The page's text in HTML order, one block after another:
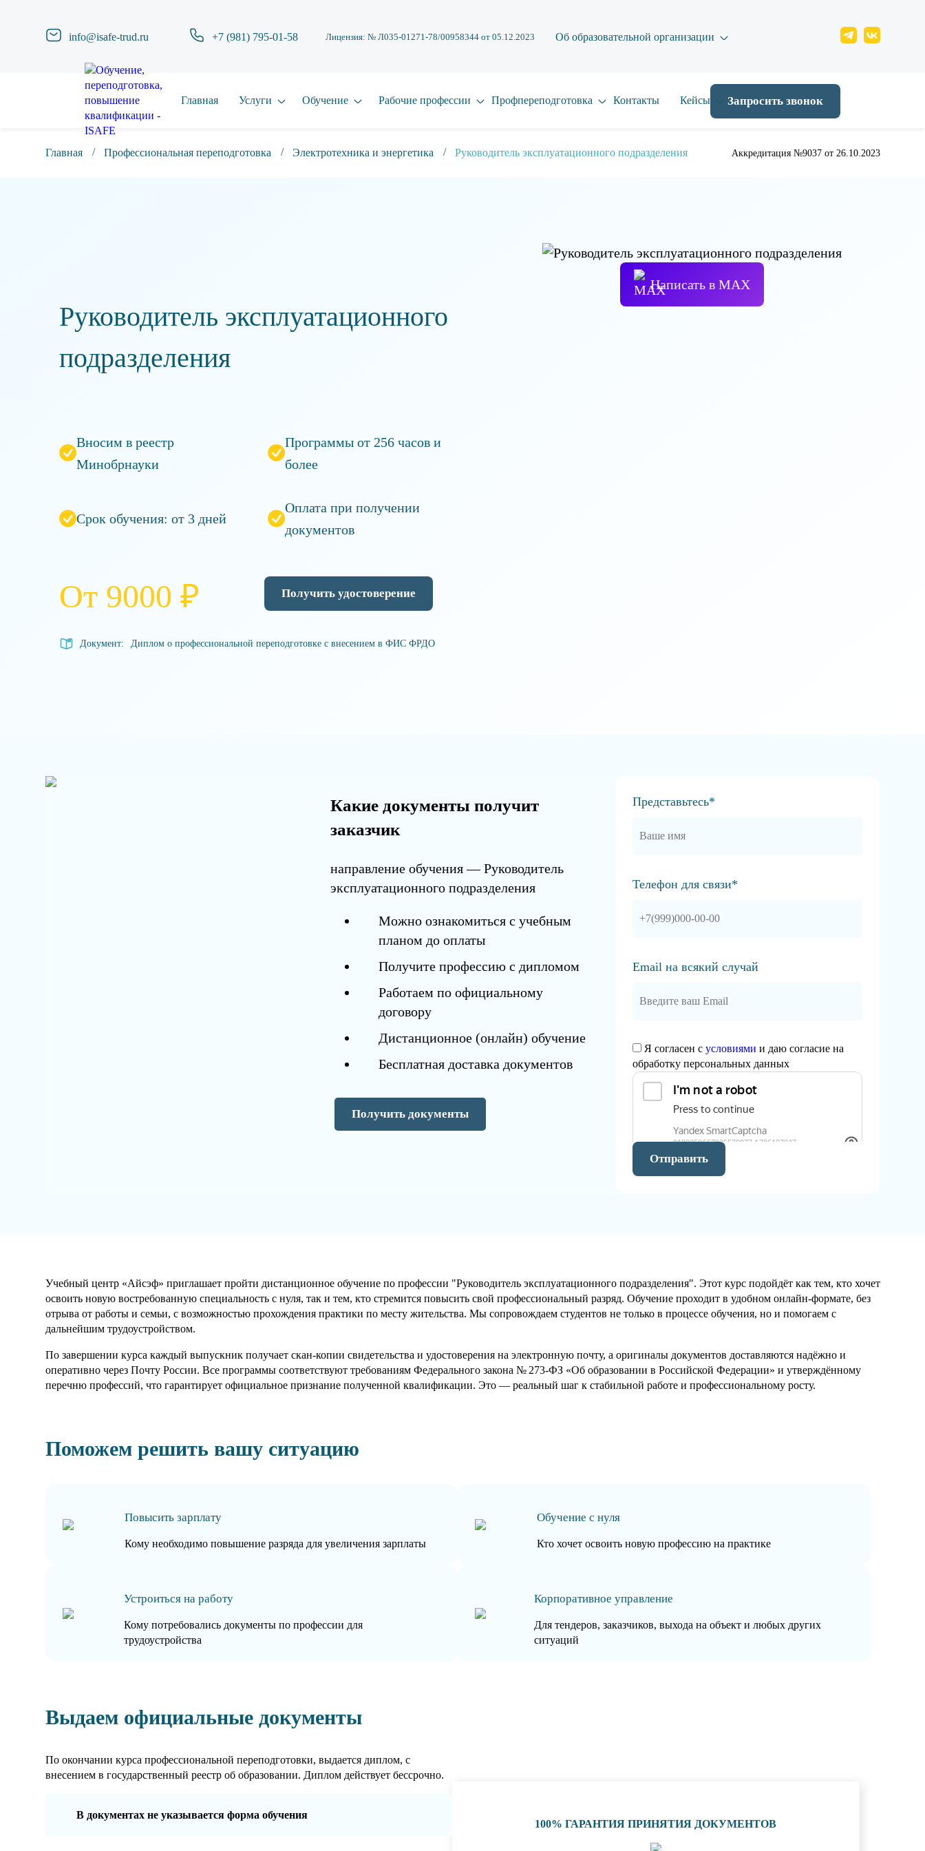
info@isafe-trud.ru +7 (981) 795-01-58 Лицензия: № Л035-01271-78/00958344 от 05.12.2023 Об образовательной организации
Главная Услуги Обучение Рабочие профессии Профпереподготовка Контакты Кейсы Запросить звонок
Главная Профессиональная переподготовка Электротехника и энергетика Руководитель эксплуатационного подразделения Аккредитация №9037 от 26.10.2023
Руководитель эксплуатационного
подразделения
Вносим в реестр
Минобрнауки
Программы от 256 часов и
более
Срок обучения: от 3 дней
Оплата при получении
документов
От 9000 ₽ Получить удостоверение
Написать в МАХ
Документ: Диплом о профессиональной переподготовке с внесением в ФИС ФРДО
Какие документы получит
заказчик
направление обучения — Руководитель
эксплуатационного подразделения
Можно ознакомиться с учебным
планом до оплаты
Получите профессию с дипломом
Работаем по официальному
договору
Дистанционное (онлайн) обучение
Бесплатная доставка документов
Получить документы
Представьтесь*
Телефон для связи*
Email на всякий случай
Я согласен сусловиями и даю согласие на
обработку персональных данных
Отправить
Учебный центр «Айсэф» приглашает пройти дистанционное обучение по профессии "Руководитель эксплуатационного подразделения". Этот курс подойдёт как тем, кто хочет
освоить новую востребованную специальность с нуля, так и тем, кто стремится повысить свой профессиональный разряд. Обучение проходит в удобном онлайн-формате, без
отрыва от работы и семьи, с возможностью прохождения практики по месту жительства. Мы сопровождаем студентов не только в процессе обучения, но и помогаем с
дальнейшим трудоустройством.
По завершении курса каждый выпускник получает скан-копии свидетельства и удостоверения на электронную почту, а оригиналы документов доставляются надёжно и
оперативно через Почту России. Все программы соответствуют требованиям Федерального закона № 273-ФЗ «Об образовании в Российской Федерации» и утверждённому
перечню профессий, что гарантирует официальное признание полученной квалификации. Это — реальный шаг к стабильной работе и профессиональному росту.
Поможем решить вашу ситуацию
Повысить зарплату
Кому необходимо повышение разряда для увеличения зарплаты
Обучение с нуля
Кто хочет освоить новую профессию на практике
Устроиться на работу
Кому потребовались документы по профессии для
трудоустройства
Корпоративное управление
Для тендеров, заказчиков, выхода на объект и любых других
ситуаций
Выдаем официальные документы
По окончании курса профессиональной переподготовки, выдается диплом, с
внесением в государственный реестр об образовании. Диплом действует бессрочно.
В документах не указывается форма обучения
100% ГАРАНТИЯ ПРИНЯТИЯ ДОКУМЕНТОВ